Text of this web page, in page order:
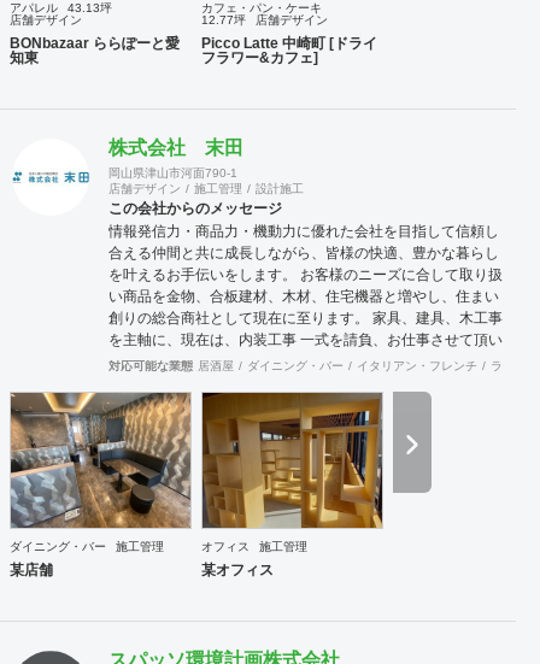
アパレル
43.13坪
店舗デザイン
BONbazaar ららぽーと愛
知東
カフェ・パン・ケーキ
12.77坪
店舗デザイン
Picco Latte 中崎町 [ドライ
フラワー&カフェ]
株式会社 末田
岡山県津山市河面790-1
店舗デザイン
施工管理 設計施工
この会社からのメッセージ
情報発信力・商品力・機動力に優れた会社を目指して信頼し
合える仲間と共に成長しながら、皆様の快適、豊かな暮らし
を叶えるお手伝いをします。 お客様のニーズに合して取り扱
い商品を金物、合板建材、木材、住宅機器と増やし、住まい
創りの総合商社として現在に至ります。 家具、建具、木工事
を主軸に、現在は、内装工事 一式を請負、お仕事させて頂い
ております。 お客様に接するときも、実直に仕事と向き合う
の原点を基盤に、人に優しい住空間の創出の実現に向け、積
極的行動、目標と達成、社内外の信頼できる仲間とお互いを
高めながら、業界全体の底上げ、活性化に努め成長していき
たいと思います。
対応可能な業態 居酒屋 ダイニング・バー イタリアン・フレンチ ラーメ
ダイニング・バー 施工管理
某店舗
オフィス 施工管理
某オフィス